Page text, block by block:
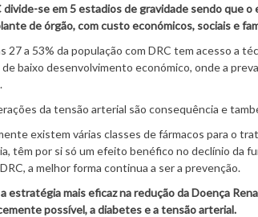
divide-se em 5 estadios de gravidade sendo que
de órgão, com custo económicos, sociais e
27 a 53% da população com DRC tem acesso a
de baixo desenvolvimento económico, onde a
da tensão arterial são consequência e
existem várias classes de fármacos para o
têm por si só um efeito benéfico no declínio da
a melhor forma continua a ser a prevenção.
estratégia mais eficaz na redução da Doença
possível, a diabetes e a tensão arterial.